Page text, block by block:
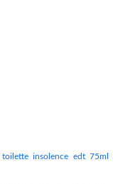
insolence edt 75ml